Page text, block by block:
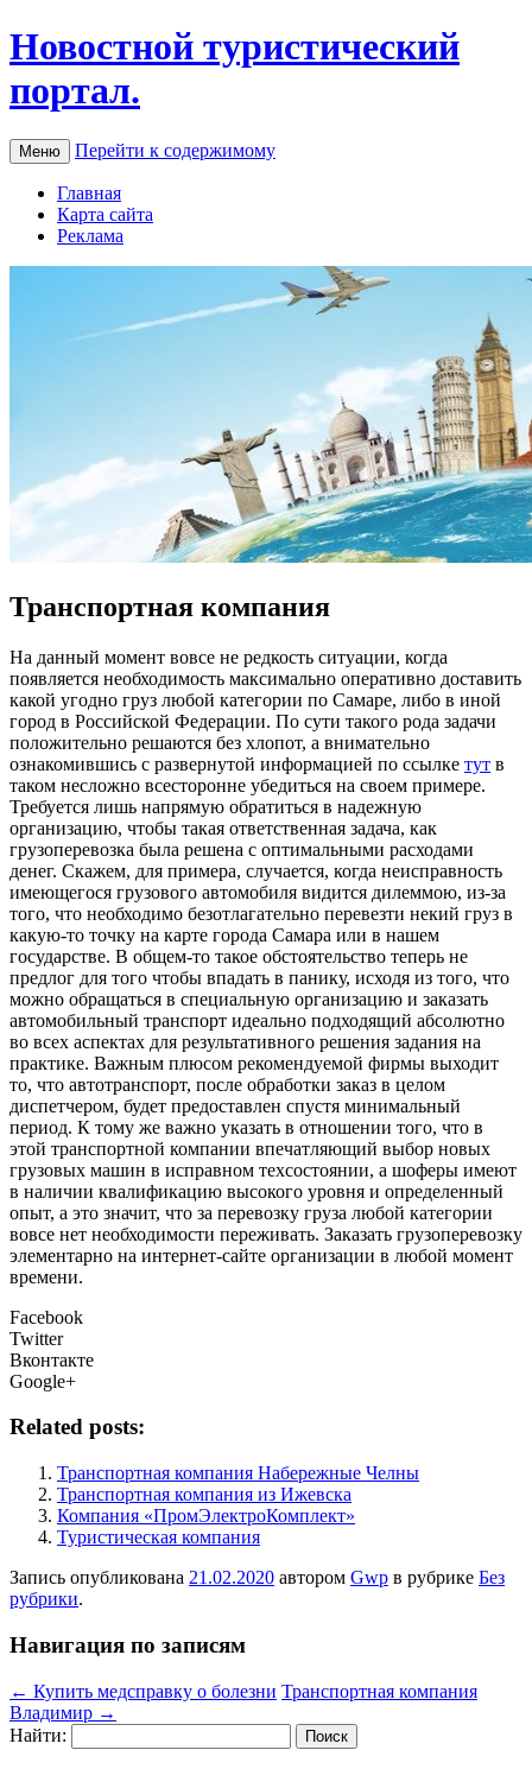
Новостной туристический
портал.
Меню Перейти к содержимому
Главная
Карта сайта
Реклама
Транспортная компания
Нa дaнный момент вовсе не редкость ситуации, когда
появляется необходимость максимально оперативно доставить
какой угодно груз любой категории по Самаре, либо в иной
город в Российской Федерации. По сути такого рода задачи
положительно решаются без хлопот, а внимательно
ознакомившись с развернутой информацией по ссылке тут в
таком несложно всесторонне убедиться на своем примере.
Требуется лишь напрямую обратиться в надежную
организацию, чтобы такая ответственная задача, как
грузоперевозка была решена с оптимальными расходами
денег. Скажем, для примера, случается, когда неисправность
имеющегося грузового автомобиля видится дилеммою, из-за
того, что необходимо безотлагательно перевезти некий груз в
какую-то точку на карте города Самара или в нашем
государстве. В общем-то такое обстоятельство теперь не
предлог для того чтобы впадать в панику, исходя из того, что
можно обращаться в специальную организацию и заказать
автомобильный транспорт идеально подходящий абсолютно
во всех аспектах для результативного решения задания на
практике. Важным плюсом рекомендуемой фирмы выходит
то, что автотранспорт, после обработки заказ в целом
диспетчером, будет предоставлен спустя минимальный
период. К тому же важно указать в отношении того, что в
этой транспортной компании впечатляющий выбор новых
грузовых машин в исправном техсостоянии, а шоферы имеют
в наличии квалификацию высокого уровня и определенный
опыт, а это значит, что за перевозку груза любой категории
вовсе нет необходимости переживать. Заказать грузоперевозку
элементарно на интернет-сайте организации в любой момент
времени.
Facebook
Twitter
Вконтакте
Google+
Related posts:
Транспортная компания Набережные Челны
Транспортная компания из Ижевска
Компания «ПромЭлектроКомплект»
Туристическая компания
Запись опубликована 21.02.2020 автором Gwp в рубрике Без
рубрики.
Навигация по записям
← Купить медсправку о болезни Транспортная компания
Владимир →
Найти: